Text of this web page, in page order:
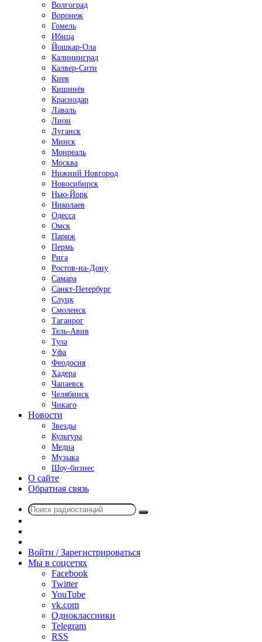
Волгоград
Воронеж
Гомель
Ибица
Йошкар-Ола
Калининград
Калвер-Сити
Киев
Кишинёв
Краснодар
Лаваль
Лион
Луганск
Минск
Монреаль
Москва
Нижний Новгород
Новосибирск
Нью-Йорк
Николаев
Одесса
Омск
Париж
Пермь
Рига
Ростов-на-Дону
Самара
Санкт-Петербург
Слуцк
Смоленск
Таганрог
Тель-Авив
Тула
Уфа
Феодосия
Хадера
Чапаевск
Челябинск
Чикаго
Новости
Звезды
Культура
Медиа
Музыка
Шоу-бизнес
О сайте
Обратная связь
Поиск
радио
Войти / Зарегистрироваться
Мы в соцсетях
Facebook
Twitter
YouTube
vk.com
Одноклассники
Telegram
RSS